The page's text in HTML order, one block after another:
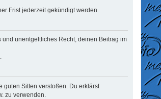
Frist jederzeit gekündigt werden.
unentgeltliches Recht, deinen Beitrag im
guten Sitten verstoßen. Du erklärst
zu verwenden.